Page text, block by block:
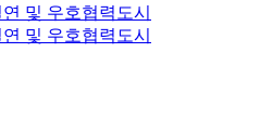
및 우호협력도시
및 우호협력도시